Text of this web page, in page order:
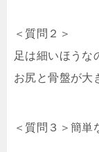
＜質問２＞
足は細いほうな
お尻と骨盤が大
＜質問３＞簡単